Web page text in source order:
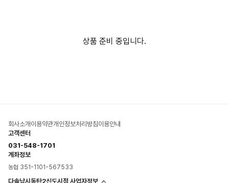
상품 준비 중입니다.
회사소개 이용약관개인정보처리방침이용안내
다솔낚시동탄2신도시점 사업자정보
고객센터
031-548-1701
계좌정보
농협 351-1101-567533